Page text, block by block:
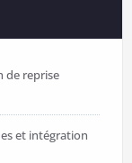
de reprise
et intégration